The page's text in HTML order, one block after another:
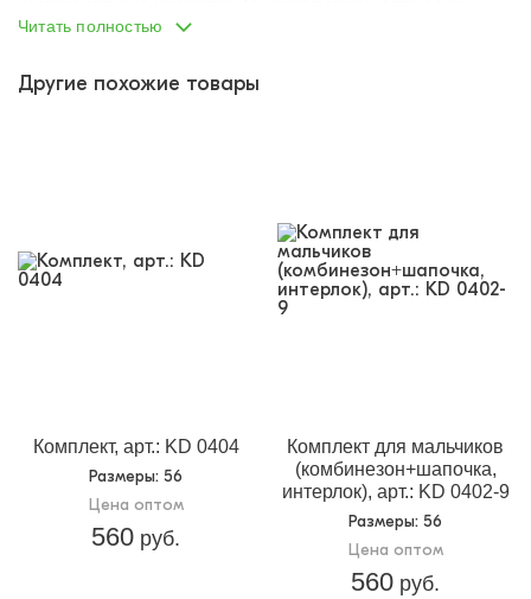
расцветок) указать не представляется возможным.
Читать полностью
Другие похожие товары
Комплект, арт.: KD 0404
Размеры: 56
Цена оптом
560 руб.
Комплект для мальчиков
(комбинезон+шапочка,
интерлок), арт.: KD 0402-9
Размеры: 56
Цена оптом
560 руб.